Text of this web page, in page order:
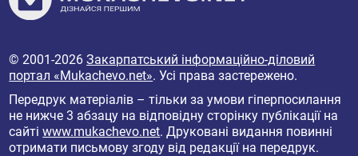
© 2001-2026Закарпатський інформаційно-діловий
портал «Mukachevo.net». Усі права застережено.
Передрук матеріалів – тільки за умови гіперпосилання
не нижче 3 абзацу на відповідну сторінку публікації на
сайтіwww.mukachevo.net. Друковані видання повинні
отримати письмову згоду від редакції на передрук.